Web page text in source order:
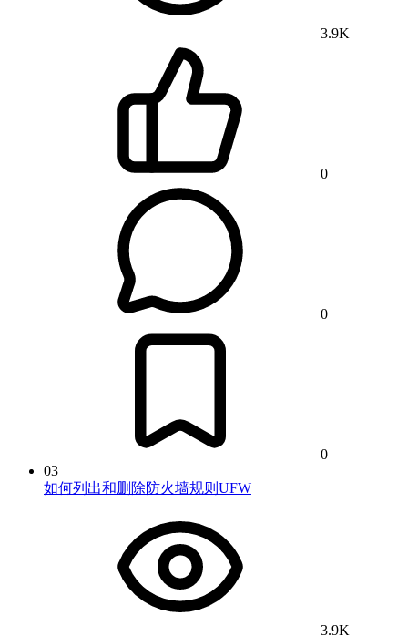
3.9K
0
0
0
03
如何列出和删除防火墙规则UFW
3.9K